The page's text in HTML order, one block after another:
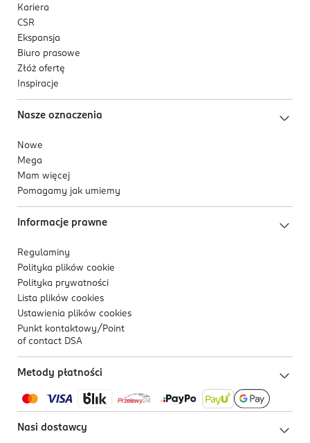
Kariera
CSR
Ekspansja
Biuro prasowe
Złóż ofertę
Inspiracje
Nasze oznaczenia
Nowe
Mega
Mam więcej
Pomagamy jak umiemy
Informacje prawne
Regulaminy
Polityka plików cookie
Polityka prywatności
Lista plików cookies
Ustawienia plików cookies
Punkt kontaktowy/ Point
of contact DSA
Metody płatności
Nasi dostawcy